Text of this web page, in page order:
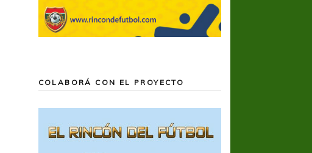
COLABORÁ CON EL PROYECTO